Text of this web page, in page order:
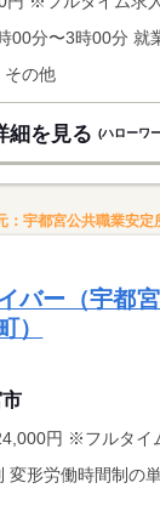
その他
細を見る (ハローワ
宇都宮公共職業安定
バー（宇都
）
求人の場合は月額（換算額）、パート求